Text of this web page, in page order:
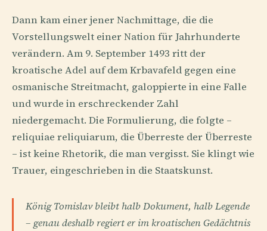
Dann kam einer jener Nachmittage, die die
Vorstellungswelt einer Nation für Jahrhunderte
verändern. Am 9. September 1493 ritt der
kroatische Adel auf dem Krbavafeld gegen eine
osmanische Streitmacht, galoppierte in eine Falle
und wurde in erschreckender Zahl
niedergemacht. Die Formulierung, die folgte –
reliquiae reliquiarum, die Überreste der Überreste
– ist keine Rhetorik, die man vergisst. Sie klingt wie
Trauer, eingeschrieben in die Staatskunst.
König Tomislav bleibt halb Dokument, halb Legende
– genau deshalb regiert er im kroatischen Gedächtnis